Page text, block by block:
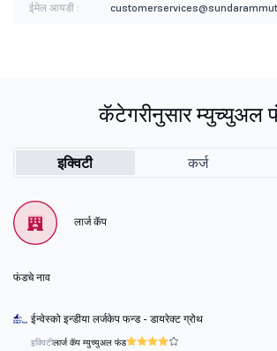
ईमेल आयडी :
कॅटेगरीनुसार म्युच्युअल
इक्विटी कर्ज
लार्ज कॅप
फंडचे नाव
ईन्वेस्को इन्डीया लर्जकेप फन्ड - डायरेक्ट ग्रोथ
इक्विटीलार्ज कॅप म्युच्युअल फंड